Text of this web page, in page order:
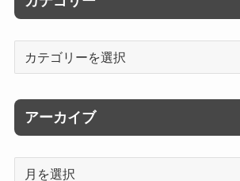
リ
ー
アーカイブ